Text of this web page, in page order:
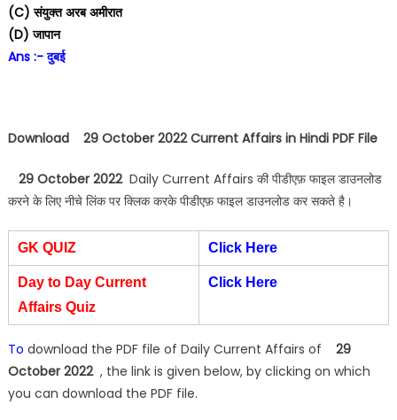
(C) संयुक्त अरब अमीरात
(D) जापान
Ans :- दुबई
Download 29 October 2022 Current Affairs in Hindi PDF File
29 October 2022 Daily Current Affairs की पीडीएफ़ फाइल डाउनलोड
करने के लिए नीचे लिंक पर क्लिक करके पीडीएफ़ फाइल डाउनलोड कर सकते है।
GK QUIZ Click Here
Day to Day Current
Affairs Quiz
Click Here
To download the PDF file of Daily Current Affairs of
29
October 2022 , the link is given below, by clicking on which
you can download the PDF file.